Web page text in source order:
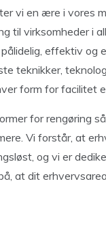
vi en ære i vores
til virksomheder i
effektiv og
teknikker,
form for facilitet
for rengøring
Vi forstår, at
og vi er
at dit